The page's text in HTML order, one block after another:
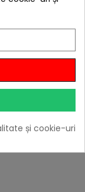
și cookie-uri